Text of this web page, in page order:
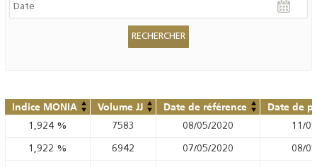
Indice MONIA Volume JJ Date de référence Date de
1,924 % 7583 08/05/2020 11/
1,922 % 6942 07/05/2020 08/